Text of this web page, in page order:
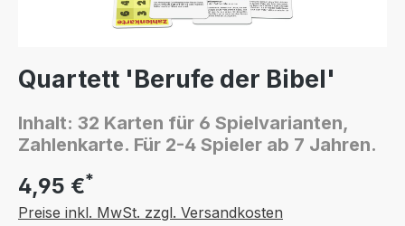
Quartett 'Berufe der Bibel'
Inhalt: 32 Karten für 6 Spielvarianten,
Zahlenkarte. Für 2-4 Spieler ab 7 Jahren.
4,95 €*
Preise inkl. MwSt. zzgl. Versandkosten